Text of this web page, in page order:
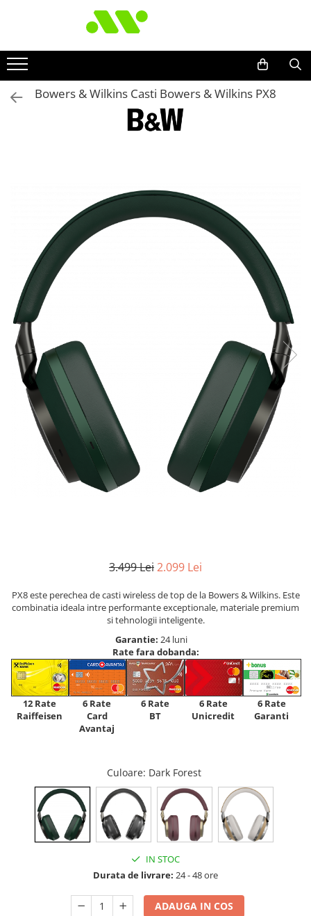
Bowers & Wilkins Casti Bowers & Wilkins PX8
3.499 Lei2.099 Lei
PX8 este perechea de casti wireless de top de la Bowers & Wilkins. Este
combinatia ideala intre performante exceptionale, materiale premium
si tehnologii inteligente.
Garantie: 24 luni
Rate fara dobanda:
12 Rate
Raiffeisen
6 Rate
Card
Avantaj
6 Rate
BT
6 Rate
Unicredit
6 Rate
Garanti
Culoare: Dark Forest
IN STOC
Durata de livrare: 24 - 48 ore
ADAUGA IN COS